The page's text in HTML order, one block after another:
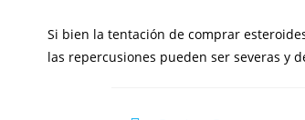
Si bien la tentación de comprar
las repercusiones pueden ser severas y